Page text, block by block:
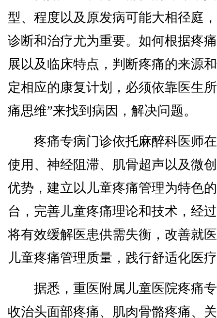
型、程度以及原发病可能大相径庭
诊断和治疗尤为重要。如何根据疼
展以及临床特点，判断疼痛的来源
定相应的康复计划，必须依靠医生
痛思维”来找到病因，解决问题。
疼痛专病门诊依托麻醉科医师在
使用、神经阻滞、肌骨超声以及微
优势，建立以儿童疼痛管理为特色
台，完善儿童疼痛理论和技术，经
将有效缓解医患供需失衡，改善就
儿童疼痛管理质量，践行舒适化医
据悉，重医附属儿童医院疼痛专
收治头面部疼痛、肌肉骨骼疼痛、